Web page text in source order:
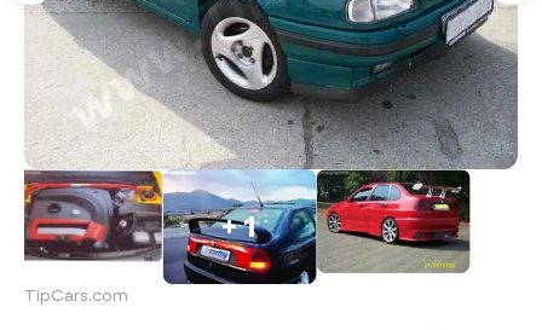
+ 1
TipCars.com